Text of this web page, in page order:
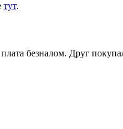
тут.
безналом. Друг